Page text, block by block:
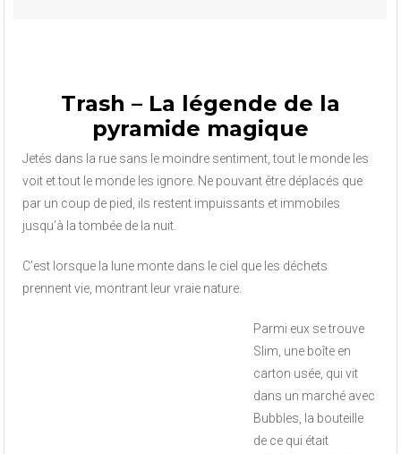
Trash – La légende de la
pyramide magique
Jetés dans la rue sans le moindre sentiment, tout le monde les
voit et tout le monde les ignore. Ne pouvant être déplacés que
par un coup de pied, ils restent impuissants et immobiles
jusqu’à la tombée de la nuit.
C’est lorsque la lune monte dans le ciel que les déchets
prennent vie, montrant leur vraie nature.
Parmi eux se trouve
Slim, une boîte en
carton usée, qui vit
dans un marché avec
Bubbles, la bouteille
de ce qui était